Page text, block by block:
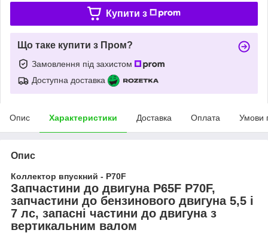
Купити з
Що таке купити з Пром?
Замовлення під захистом
Доступна доставка
Опис Характеристики Доставка Оплата Умови
Опис
Коллектор впускний - P70F
Запчастини до двигуна P65F P70F,
запчастини до бензинового двигуна 5,5 і
7 лс, запасні частини до двигуна з
вертикальним валом